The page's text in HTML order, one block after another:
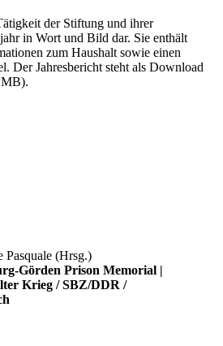
der Stiftung und ihrer
in Wort und Bild dar. Sie enthält
zum Haushalt sowie einen
Der Jahresbericht steht als Download
Pasquale (Hrsg.)
Görden Prison Memorial |
Krieg /SBZ/DDR /